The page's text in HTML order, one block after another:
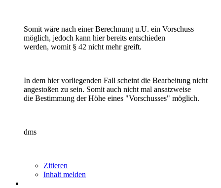
Somit wäre nach einer Berechnung u.U. ein Vorschuss
möglich, jedoch kann hier bereits entschieden
werden, womit § 42 nicht mehr greift.
In dem hier vorliegenden Fall scheint die Bearbeitung nicht
angestoßen zu sein. Somit auch nicht mal ansatzweise
die Bestimmung der Höhe eines "Vorschusses" möglich.
dms
Zitieren
Inhalt melden